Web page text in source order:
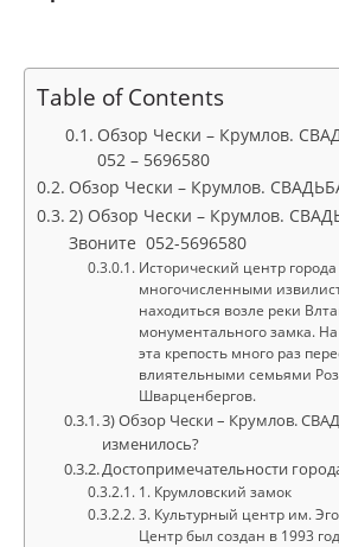
Table of Contents
Обзор Чески – Крумлов.
052 – 5696580
Обзор Чески – Крумлов.
2) Обзор Чески – Крумлов.
Звоните 052-5696580
Исторический центр города
многочисленными
находиться возле реки
монументального замка.
эта крепость много раз
влиятельными семьями
Шварценбергов.
3) Обзор Чески – Крумлов.
изменилось?
Достопримечательности
1. Крумловский замок
3. Культурный центр им.
Центр был создан в 1993